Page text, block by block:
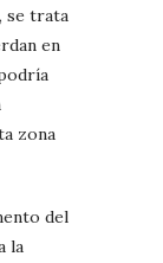
se trata
en
zona
del
la